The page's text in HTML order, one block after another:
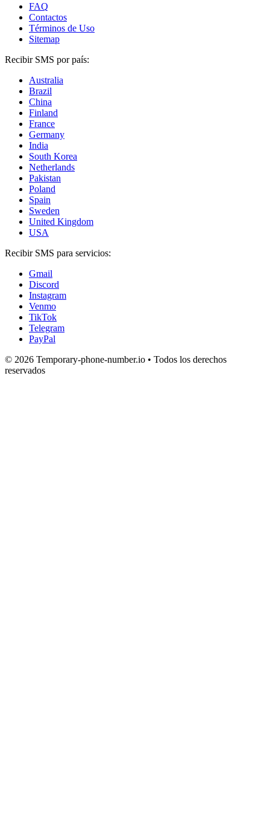
FAQ
Contactos
Términos de Uso
Sitemap
Recibir SMS por país:
Australia
Brazil
China
Finland
France
Germany
India
South Korea
Netherlands
Pakistan
Poland
Spain
Sweden
United Kingdom
USA
Recibir SMS para servicios:
Gmail
Discord
Instagram
Venmo
TikTok
Telegram
PayPal
© 2026 Temporary-phone-number.io • Todos los derechos
reservados